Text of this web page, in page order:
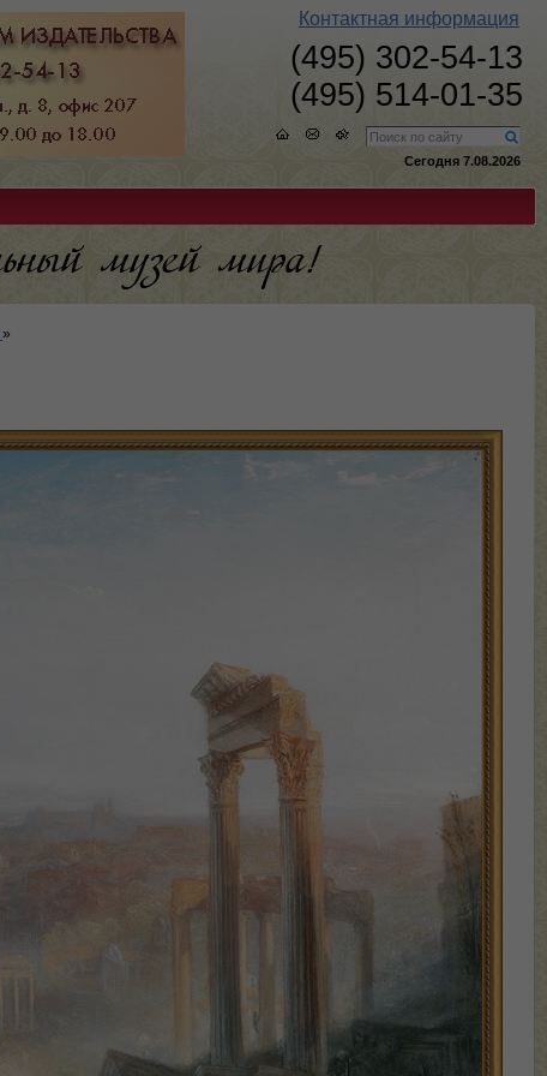
Контактная информация
(495) 302-54-13
(495) 514-01-35
Сегодня 7.08.2026
»